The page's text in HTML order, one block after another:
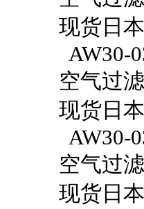
现货日
AW30-
空气过
现货日
AW30-
空气过
现货日